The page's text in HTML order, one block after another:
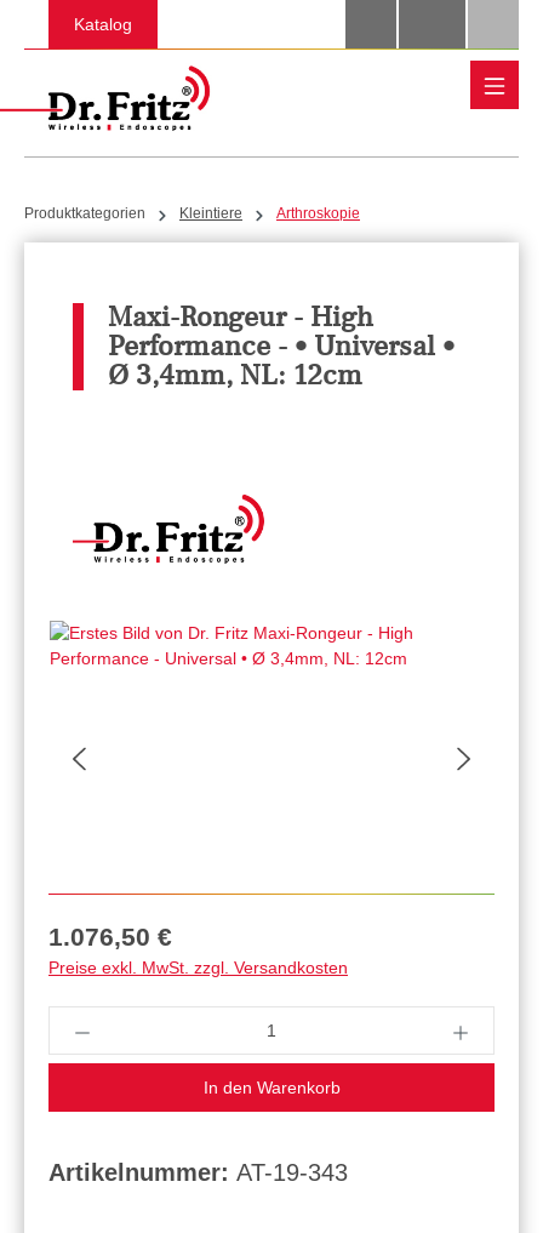
Zum Hauptinhalt springen
Katalog
Produktkategorien Kleintiere Arthroskopie
Maxi-Rongeur - High
Performance - • Universal •
Ø 3,4mm, NL: 12cm
Regulärer Preis:
1.076,50 €
Preise exkl. MwSt. zzgl. Versandkosten
Produkt Anzahl: Gib den gewünschten Wert
In den Warenkorb
Artikelnummer: AT-19-343